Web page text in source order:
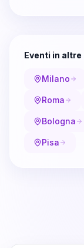
Eventi in
Milano
Roma
Bologna
Pisa